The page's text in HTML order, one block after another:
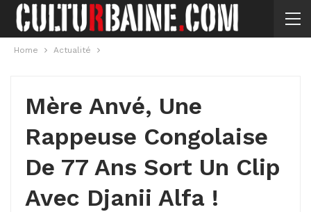
Home Actualité
Mère Anvé, Une
Rappeuse Congolaise
De 77 Ans Sort Un Clip
Avec Djanii Alfa !